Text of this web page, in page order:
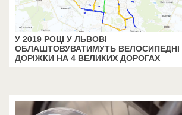
У 2019 РОЦІ У ЛЬВОВІ
ОБЛАШТОВУВАТИМУТЬ ВЕЛОСИПЕДНІ
ДОРІЖКИ НА 4 ВЕЛИКИХ ДОРОГАХ